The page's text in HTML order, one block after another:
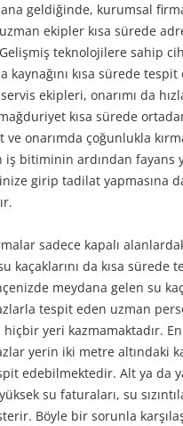
geldiğinde, kurumsal
ekipler kısa sürede
teknolojilere sahip
kaynağını kısa sürede
ekipleri, onarımı da
mağduriyet kısa sürede
ve onarımda çoğunlukla
iş bitiminin ardından fayans
girip tadilat yapmasına
sadece kapalı
kaçaklarını da kısa sürede
meydana gelen su
tespit eden uzman
hiçbir yeri kazmamaktadır.
yerin iki metre altındaki
edebilmektedir. Alt ya da
su faturaları, su
Böyle bir sorunla